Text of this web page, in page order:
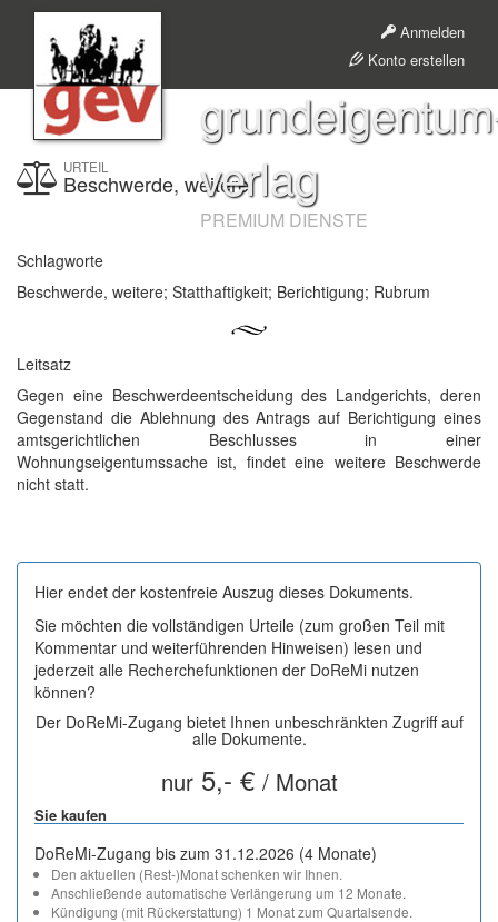
Anmelden
Konto erstellen
verlag
PREMIUM DIENSTE
URTEIL
Beschwerde, weitere
Schlagworte
Beschwerde, weitere; Statthaftigkeit; Berichtigung; Rubrum
Leitsatz
Gegen eine Beschwerdeentscheidung des Landgerichts, deren
Gegenstand die Ablehnung des Antrags auf Berichtigung eines
amtsgerichtlichen Beschlusses in einer
Wohnungseigentumssache ist, findet eine weitere Beschwerde
nicht statt.
Hier endet der kostenfreie Auszug dieses Dokuments.
Sie möchten die vollständigen Urteile (zum großen Teil mit
Kommentar und weiterführenden Hinweisen) lesen und
jederzeit alle Recherchefunktionen der DoReMi nutzen
können?
Der DoReMi-Zugang bietet Ihnen unbeschränkten Zugriff auf
alle Dokumente.
nur5,- € / Monat
Sie kaufen
DoReMi-Zugang bis zum 31.12.2026 (4 Monate)
Den aktuellen (Rest-)Monat schenken wir Ihnen.
Anschließende automatische Verlängerung um 12 Monate.
Kündigung (mit Rückerstattung) 1 Monat zum Quartalsende.